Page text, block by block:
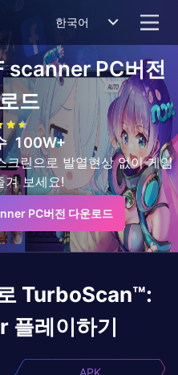
한국어
scannerPC버전
드
100W+
크린으로 발열현상 없이 게임
겨 보세요!
PC버전 다운로드
TurboScan™:
플레이하기
APK